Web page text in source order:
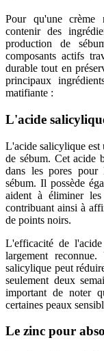
Pour qu'une crème
contenir des
production de
composants actifs
durable tout en
principaux
matifiante :
L'acide
L'acide salicylique est
de sébum. Cet acide
dans les pores pour
sébum. Il possède
aident à éliminer
contribuant ainsi à
de points noirs.
L'efficacité de
largement
salicylique peut
seulement deux
important de noter
certaines peaux
Le zinc pour